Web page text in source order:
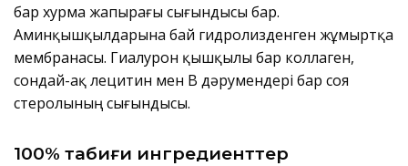
бар хурма жапырағы сығындысы бар.
Аминқышқылдарына бай гидролизденген жұмыртқа
мембранасы. Гиалурон қышқылы бар коллаген,
сондай-ақ лецитин мен В дәрумендері бар соя
стеролының сығындысы.
100% табиғи ингредиенттер